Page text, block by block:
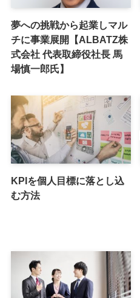
夢への挑戦から起業しマル
チに事業展開【ALBATZ株
式会社 代表取締役社長 馬
場慎一郎氏】
KPIを個人目標に落とし込
む方法